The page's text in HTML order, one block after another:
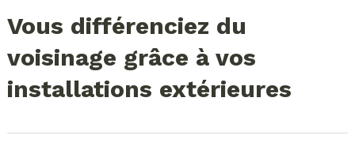
Vous différenciez du
voisinage grâce à vos
installations extérieures